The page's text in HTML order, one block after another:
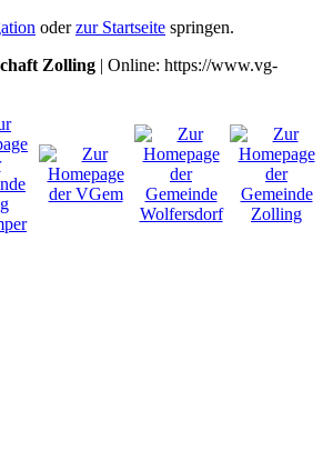
oderzur Startseite springen.
Zolling | Online: https://www.vg-